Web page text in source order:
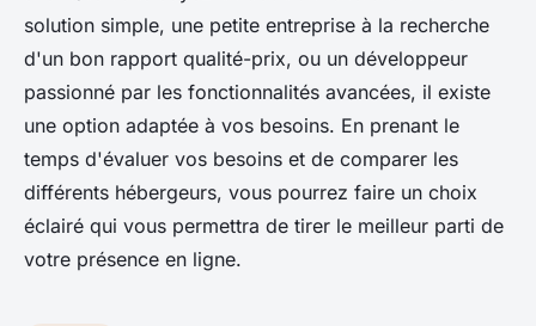
solution simple, une petite entreprise à la recherche
d'un bon rapport qualité-prix, ou un développeur
passionné par les fonctionnalités avancées, il existe
une option adaptée à vos besoins. En prenant le
temps d'évaluer vos besoins et de comparer les
différents hébergeurs, vous pourrez faire un choix
éclairé qui vous permettra de tirer le meilleur parti de
votre présence en ligne.